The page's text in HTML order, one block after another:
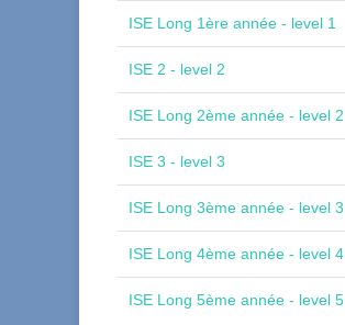
ISE Long 1ère année - level 1
ISE 2 - level 2
ISE Long 2ème année - level 2
ISE 3 - level 3
ISE Long 3ème année - level 3
ISE Long 4ème année - level 4
ISE Long 5ème année - level 5